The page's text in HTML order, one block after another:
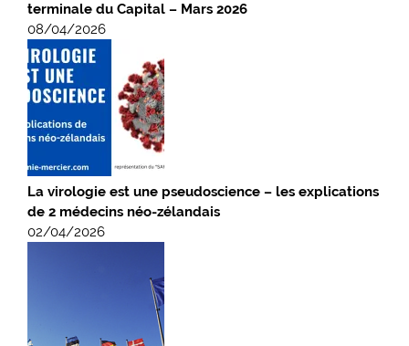
terminale du Capital – Mars 2026
08/04/2026
La virologie est une pseudoscience – les explications
de 2 médecins néo-zélandais
02/04/2026